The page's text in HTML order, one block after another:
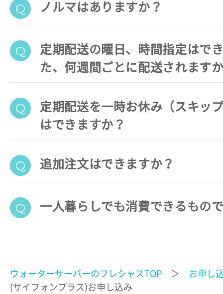
ノルマはありますか？
定期配送の曜日、時間指定はで
た、何週間ごとに配送されます
定期配送を一時お休み（スキッ
はできますか？
追加注文はできますか？
一人暮らしでも消費できるもの
ウォーターサーバーのフレシャスTOP ＞
お申し
(サイフォンプラス)お申し込み